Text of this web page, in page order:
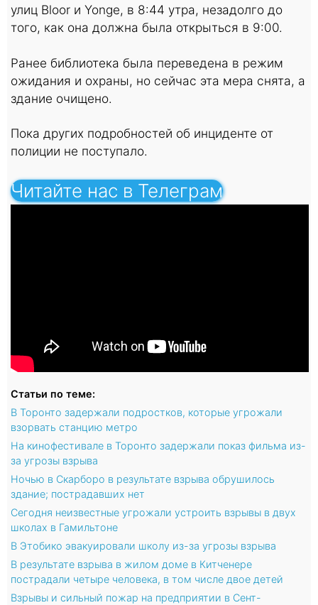
улиц Bloor и Yonge, в 8:44 утра, незадолго до
того, как она должна была открыться в 9:00.
Ранее библиотека была переведена в режим
ожидания и охраны, но сейчас эта мера снята, а
здание очищено.
Пока других подробностей об инциденте от
полиции не поступало.
Читайте нас в Телеграм
Статьи по теме:
В Торонто задержали подростков, которые угрожали
взорвать станцию метро
На кинофестивале в Торонто задержали показ фильма из-
за угрозы взрыва
Ночью в Скарборо в результате взрыва обрушилось
здание; пострадавших нет
Сегодня неизвестные угрожали устроить взрывы в двух
школах в Гамильтоне
В Этобико эвакуировали школу из-за угрозы взрыва
В результате взрыва в жилом доме в Китченере
пострадали четыре человека, в том числе двое детей
Взрывы и сильный пожар на предприятии в Сент-